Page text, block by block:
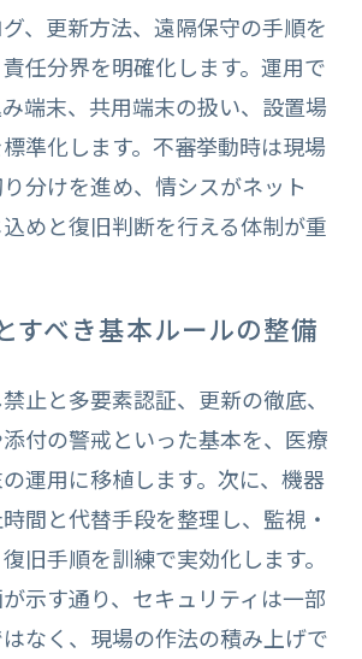
、更新方法、遠隔保守の手順を
任分界を明確化します。運用で
端末、共用端末の扱い、設置場
準化します。不審挙動時は現場
分けを進め、情シスがネット
めと復旧判断を行える体制が重
すべき基本ルールの整備
止と多要素認証、更新の徹底、
付の警戒といった基本を、医療
運用に移植します。次に、機器
間と代替手段を整理し、監視・
旧手順を訓練で実効化します。
示す通り、セキュリティは一部
なく、現場の作法の積み上げで